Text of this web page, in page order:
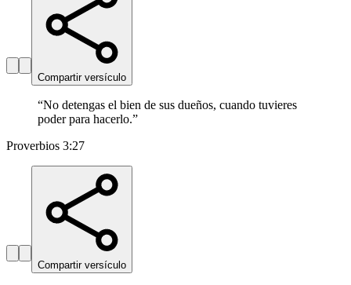
Compartir versículo
“No detengas el bien de sus dueños, cuando tuvieres
poder para hacerlo.”
Proverbios 3:27
Compartir versículo